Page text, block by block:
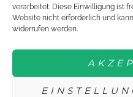
verarbeitet. Diese Einwilligung ist
Website nicht erforderlich und
widerrufen werden.
Name, E-Mail-Adresse und
meinen nächsten